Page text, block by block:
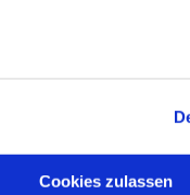
Cookies zulassen
Sie auch